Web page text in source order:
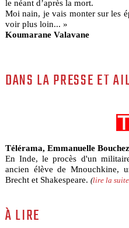
le néant d’après la mort.
Moi nain, je vais monter sur les
voir plus loin... »
Koumarane Valavane
DANS LA PRESSE ET
Télérama, Emmanuelle
En Inde, le procès d'un
ancien élève de Mnouchkine,
Brecht et Shakespeare. (lire la
À LIRE